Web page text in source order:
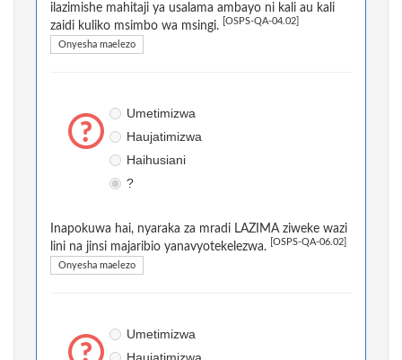
ilazimishe mahitaji ya usalama ambayo ni kali au kali
zaidi kuliko msimbo wa msingi.
[OSPS-QA-04.02]
Onyesha maelezo
Umetimizwa
Haujatimizwa
Haihusiani
?
Inapokuwa hai, nyaraka za mradi LAZIMA ziweke wazi
lini na jinsi majaribio yanavyotekelezwa.
[OSPS-QA-06.02]
Onyesha maelezo
Umetimizwa
Haujatimizwa